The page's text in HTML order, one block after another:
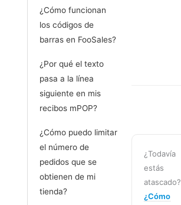
¿Cómo funcionan
los códigos de
barras en FooSales?
¿Por qué el texto
pasa a la línea
siguiente en mis
recibos mPOP?
¿Cómo puedo limitar
el número de
pedidos que se
obtienen de mi
tienda?
¿Todavía
estás
atascado?
¿Cómo